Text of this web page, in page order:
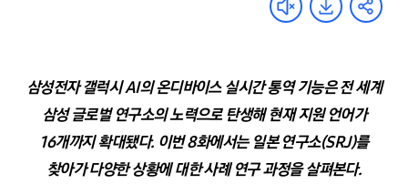
삼성전자 갤럭시 AI의 온디바이스 실시간 통역 기능은 전 세계
삼성 글로벌 연구소의 노력으로 탄생해 현재 지원 언어가
16개까지 확대됐다. 이번 8화에서는 일본 연구소(SRJ)를
찾아가 다양한 상황에 대한 사례 연구 과정을 살펴본다.